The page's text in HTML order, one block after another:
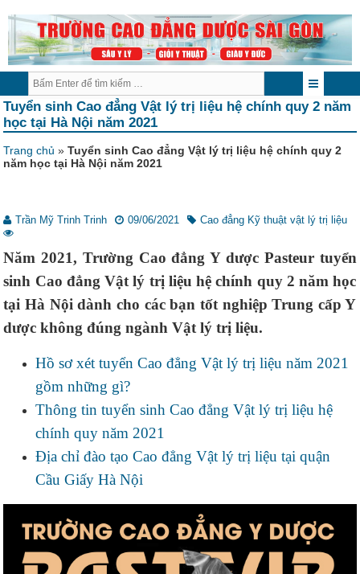
Tuyển sinh Cao đẳng Vật lý trị liệu hệ chính quy 2 năm
học tại Hà Nội năm 2021
Trang chủ »Tuyển sinh Cao đẳng Vật lý trị liệu hệ chính quy 2
năm học tại Hà Nội năm 2021
Trần Mỹ Trinh Trinh 09/06/2021 Cao đẳng Kỹ thuật vật lý trị liệu
Năm 2021, Trường Cao đẳng Y dược Pasteur tuyển
sinh Cao đẳng Vật lý trị liệu hệ chính quy 2 năm học
tại Hà Nội dành cho các bạn tốt nghiệp Trung cấp Y
dược không đúng ngành Vật lý trị liệu.
Hồ sơ xét tuyển Cao đẳng Vật lý trị liệu năm 2021
gồm những gì?
Thông tin tuyển sinh Cao đẳng Vật lý trị liệu hệ
chính quy năm 2021
Địa chỉ đào tạo Cao đẳng Vật lý trị liệu tại quận
Cầu Giấy Hà Nội